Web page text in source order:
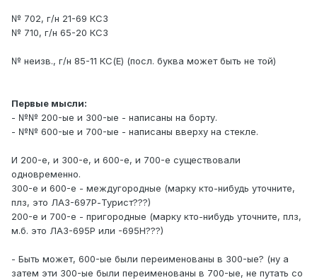
№ 702, г/н 21-69 КСЗ
№ 710, г/н 65-20 КСЗ
№ неизв., г/н 85-11 КС(Е) (посл. буква может быть не той)
Первые мысли:
- №№ 200-ые и 300-ые - написаны на борту.
- №№ 600-ые и 700-ые - написаны вверху на стекле.
И 200-е, и 300-е, и 600-е, и 700-е существовали
одновременно.
300-е и 600-е - междугородные (марку кто-нибудь уточните,
плз, это ЛАЗ-697Р-Турист???)
200-е и 700-е - пригородные (марку кто-нибудь уточните, плз,
м.б. это ЛАЗ-695Р или -695Н???)
- Быть может, 600-ые были переименованы в 300-ые? (ну а
затем эти 300-ые были переименованы в 700-ые, не путать со